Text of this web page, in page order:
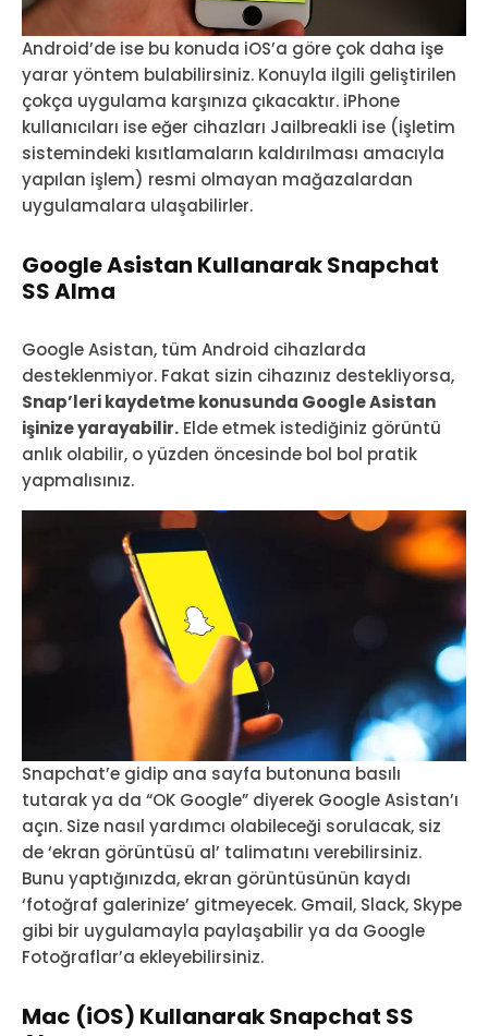
Android’de ise bu konuda iOS’a göre çok daha işe
yarar yöntem bulabilirsiniz. Konuyla ilgili geliştirilen
çokça uygulama karşınıza çıkacaktır. iPhone
kullanıcıları ise eğer cihazları Jailbreakli ise (işletim
sistemindeki kısıtlamaların kaldırılması amacıyla
yapılan işlem) resmi olmayan mağazalardan
uygulamalara ulaşabilirler.
Google Asistan Kullanarak Snapchat
SS Alma
Google Asistan, tüm Android cihazlarda
desteklenmiyor. Fakat sizin cihazınız destekliyorsa,
Snap’leri kaydetme konusunda Google Asistan
işinize yarayabilir. Elde etmek istediğiniz görüntü
anlık olabilir, o yüzden öncesinde bol bol pratik
yapmalısınız.
Snapchat’e gidip ana sayfa butonuna basılı
tutarak ya da “OK Google” diyerek Google Asistan’ı
açın. Size nasıl yardımcı olabileceği sorulacak, siz
de ‘ekran görüntüsü al’ talimatını verebilirsiniz.
Bunu yaptığınızda, ekran görüntüsünün kaydı
‘fotoğraf galerinize’ gitmeyecek. Gmail, Slack, Skype
gibi bir uygulamayla paylaşabilir ya da Google
Fotoğraflar’a ekleyebilirsiniz.
Mac (iOS) Kullanarak Snapchat SS